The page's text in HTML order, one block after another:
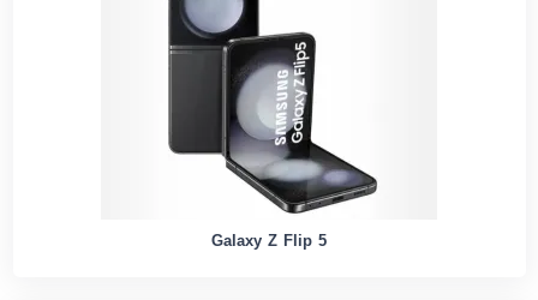
Galaxy Z Flip 5